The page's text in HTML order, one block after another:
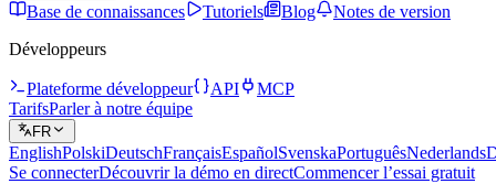
Base de connaissances Tutoriels Blog
Notes de version
Développeurs
Plateforme développeur API
MCP
TarifsParler à notre équipe
FR
EnglishPolskiDeutschFrançaisEspañolSvenskaPortuguêsNederlands
Se connecterDécouvrir la démo en directCommencer l’essai gratuit